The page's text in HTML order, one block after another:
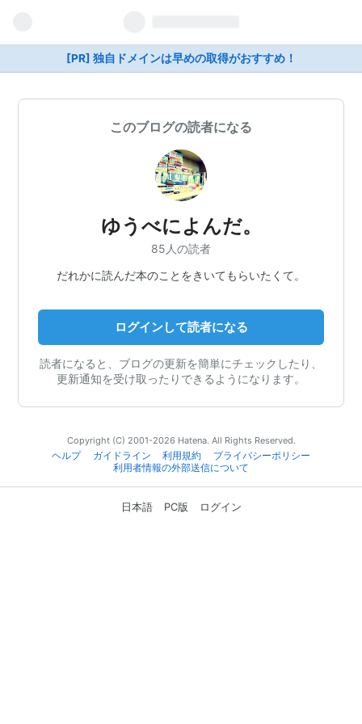
[PR] 独自ドメインは早めの取得がおすすめ！
このブログの読者になる
ゆうべによんだ。
85人の読者
だれかに読んだ本のことをきいてもらいたくて。
ログインして読者になる
読者になると、ブログの更新を簡単にチェックしたり、
更新通知を受け取ったりできるようになります。
Copyright (C) 2001-2026 Hatena. All Rights Reserved.
ヘルプ
ガイドライン 利用規約
プライバシーポリシー
利用者情報の外部送信について
日本語 PC版 ログイン